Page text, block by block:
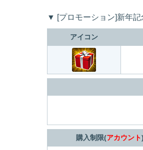
▼ [プロモーション]新年
アイコン
購入制限(アカウント)